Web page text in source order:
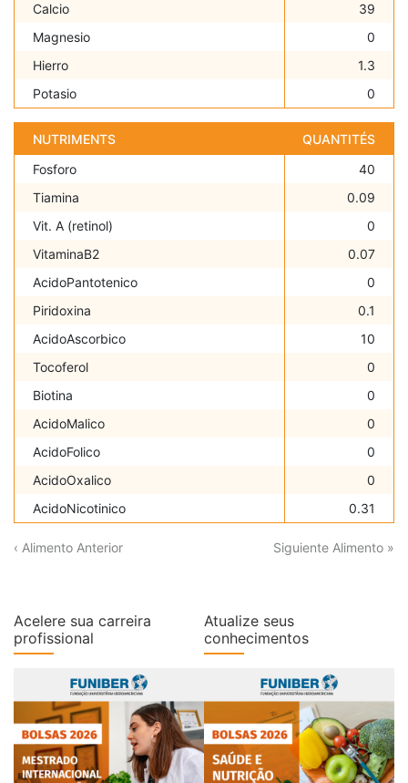
Calcio
39
Magnesio
0
Hierro
1.3
Potasio
0
NUTRIMENTS
QUANTITÉS
Fosforo
40
Tiamina
0.09
Vit. A (retinol)
0
VitaminaB2
0.07
AcidoPantotenico
0
Piridoxina
0.1
AcidoAscorbico
10
Tocoferol
0
Biotina
0
AcidoMalico
0
AcidoFolico
0
AcidoOxalico
0
AcidoNicotinico
0.31
‹ Alimento Anterior Siguiente Alimento »
Acelere sua carreira
profissional
Atualize seus
conhecimentos